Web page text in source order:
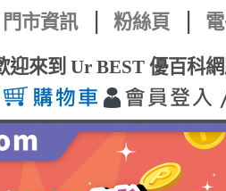
粉絲頁
門市資訊
迎來到 Ur BEST 優百科